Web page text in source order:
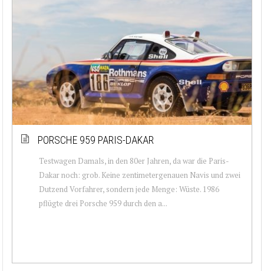
PORSCHE 959 PARIS-DAKAR
Testwagen Damals, in den 80er Jahren, da war die Paris-
Dakar noch: grob. Keine zentimetergenauen Navis und zwei
Dutzend Vorfahrer, sondern jede Menge: Wüste. 1986
pflügte drei Porsche 959 durch den a...